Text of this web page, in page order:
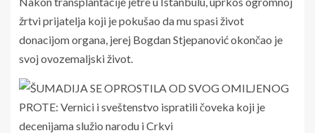
žrtvi prijatelja koji je pokušao da mu spasi život
donacijom organa, jerej Bogdan Stjepanović okončao je
svoj ovozemaljski život.